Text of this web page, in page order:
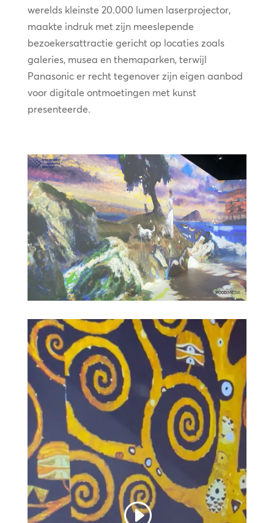
werelds kleinste 20.000 lumen laserprojector,
maakte indruk met zijn meeslepende
bezoekersattractie gericht op locaties zoals
galeries, musea en themaparken, terwijl
Panasonic er recht tegenover zijn eigen aanbod
voor digitale ontmoetingen met kunst
presenteerde.